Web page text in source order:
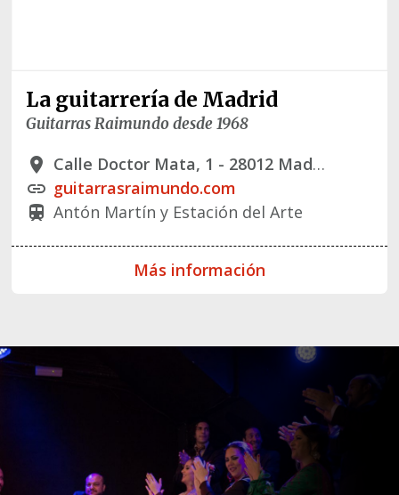
La guitarrería de Madrid
Guitarras Raimundo desde 1968
place
Calle Doctor Mata, 1 - 28012 Madrid
link guitarrasraimundo.com
train Antón Martín y Estación del Arte
Más información